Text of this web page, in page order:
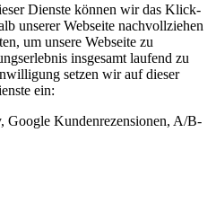
Dienste können wir das Klick-
unserer Webseite nachvollziehen
um unsere Webseite zu
insgesamt laufend zu
setzen wir auf dieser
ein:
Google Kundenrezensionen, A/B-